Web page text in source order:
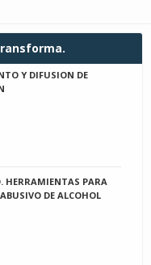
Y DIFUSION DE
HERRAMIENTAS PARA
DE ALCOHOL